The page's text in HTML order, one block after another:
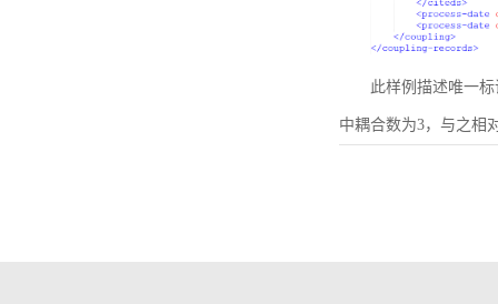
此样例描述唯一标
中耦合数为3，与之相